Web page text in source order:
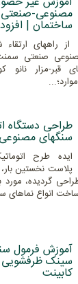
مصنوعی-
ساختمان |
از راههای
صنعتی
قبر-مزار
طراحی دستگاه
سنگهای
ایده طرح
پلاست نخستین
طراحی
انواع نماهای
آموزش فرمول
سینک ظرفشویی
کابینت